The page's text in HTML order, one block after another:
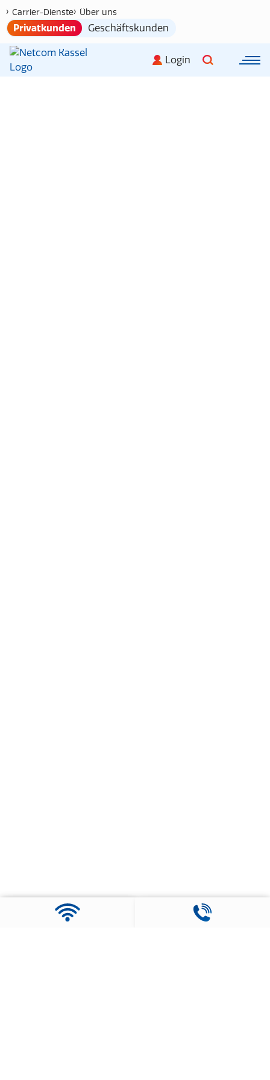
Carrier-Dienste Über uns
Privatkunden Geschäftskunden
Login